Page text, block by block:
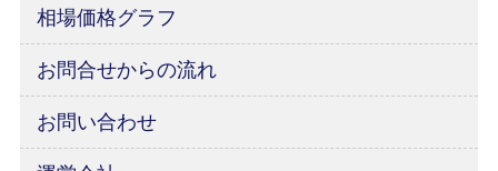
相場価格グラフ
お問合せからの流れ
お問い合わせ